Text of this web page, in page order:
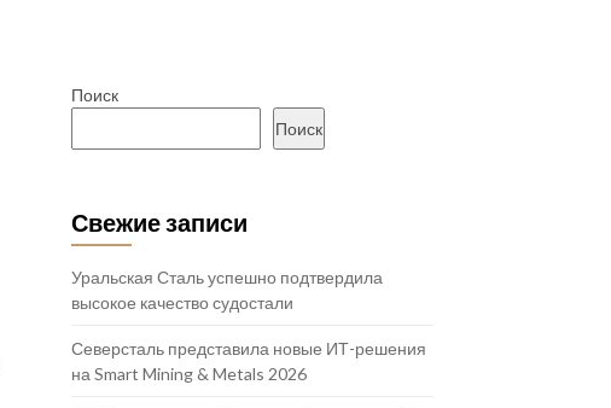
Поиск
Поиск
Свежие записи
Уральская Сталь успешно подтвердила
высокое качество судостали
Северсталь представила новые ИТ-решения
на Smart Mining & Metals 2026